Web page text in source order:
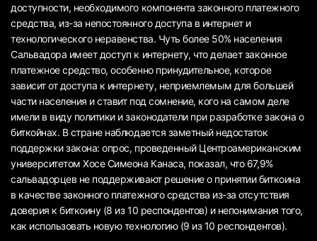
доступности, необходимого компонента законного платежного
средства, из-за непостоянного доступа в интернет и
технологического неравенства. Чуть более 50% населения
Сальвадора имеет доступ к интернету, что делает законное
платежное средство, особенно принудительное, которое
зависит от доступа к интернету, неприемлемым для большей
части населения и ставит под сомнение, кого на самом деле
имели в виду политики и законодатели при разработке закона о
биткойнах. В стране наблюдается заметный недостаток
поддержки закона: опрос, проведенный Центроамериканским
университетом Хосе Симеона Канаса, показал, что 67,9%
сальвадорцев не поддерживают решение о принятии биткоина
в качестве законного платежного средства из-за отсутствия
доверия к биткоину (8 из 10 респондентов) и непонимания того,
как использовать новую технологию (9 из 10 респондентов).